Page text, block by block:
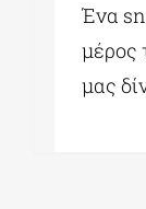
ΕΚΔΗΛΩΣΕΙΣ
Ένα
μέρος
μας